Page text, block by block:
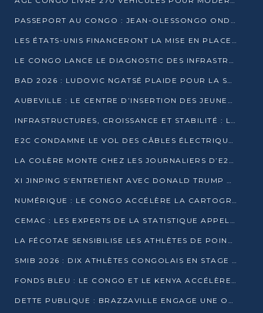
PASSEPORT AU CONGO : JEAN-OLESSONGO ONDAYE VEUT METTRE FIN AUX LENTEURS ADMINISTRATIVES
LES ÉTATS-UNIS FINANCERONT LA MISE EN PLACE DE JUSQU’À 50 CLINIQUES DE LUTTE CONTRE L’EBOLA
LE CONGO LANCE LE DIAGNOSTIC DES INFRASTRUCTURES SPORTIVES DU COMPLEXE DE KINTÉLÉ
BAD 2026 : LUDOVIC NGATSÉ PLAIDE POUR LA SOUVERAINETÉ FINANCIÈRE AFRICAINE
AUBEVILLE : LE CENTRE D’INSERTION DES JEUNES PRÊT À OUVRIR SES PORTES
INFRASTRUCTURES, CROISSANCE ET STABILITÉ : LA GUINÉE AFFÛTE SES AMBITIONS
E2C CONDAMNE LE VOL DES CÂBLES ÉLECTRIQUES APRÈS UNE VIDÉO VIRALE
LA COLÈRE MONTE CHEZ LES JOURNALIERS D’E2C QUI DÉNONCENT 20 ANS DE PRÉCARITÉ
XI JINPING S’ENTRETIENT AVEC DONALD TRUMP À BEIJING
NUMÉRIQUE : LE CONGO ACCÉLÈRE LA CARTOGRAPHIE DE SES INFRASTRUCTURES DIGITALES
CEMAC : LES EXPERTS DE LA STATISTIQUE APPELLENT À RENFORCER LA SÉCURISATION DES DONNÉES
LA FÉCOTAE SENSIBILISE LES ATHLÈTES DE POINTE-NOIRE À L’HYGIÈNE ALIMENTA
SMIB 2026 : DIX ATHLÈTES CONGOLAIS EN STAGE AU KENYA
FONDS BLEU : LE CONGO ET LE KENYA ACCÉLÈRENT LA MOBILISATION DES FINANCEMENTS
DETTE PUBLIQUE : BRAZZAVILLE ENGAGE UNE OPÉRATION DE RACHAT DE 575 MILLIONS DE DOLLARS